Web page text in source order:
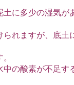
土に多少の湿気が
れますが、底土
の酸素が不足す